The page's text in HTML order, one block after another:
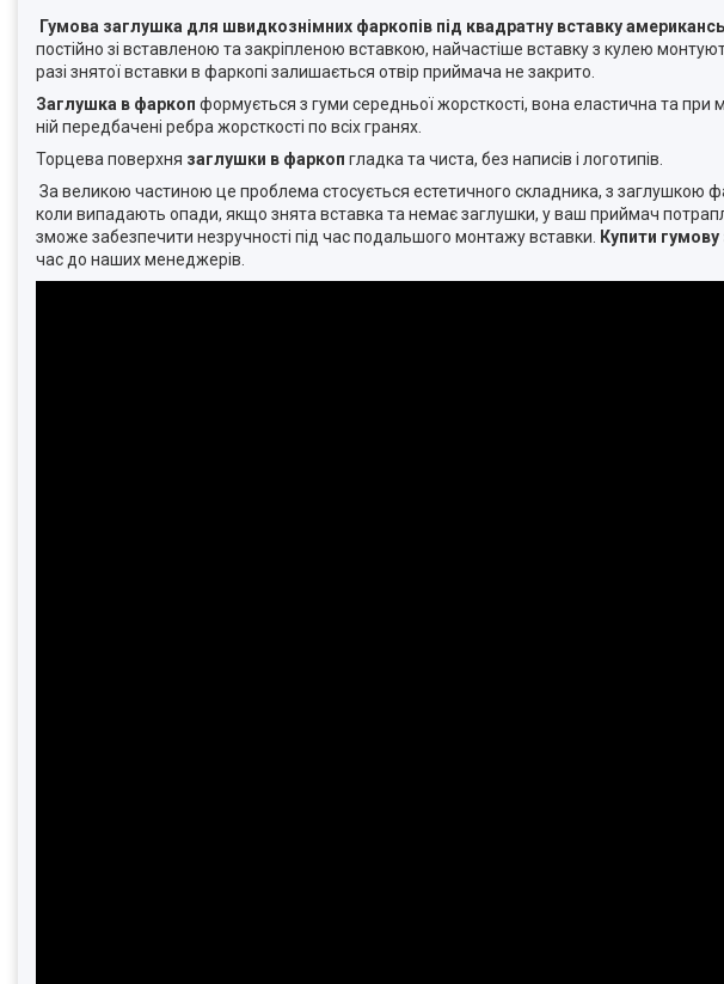
Гумова заглушка для швидкознімних фаркопів під квадратну вставку
постійно зі вставленою та закріпленою вставкою, найчастіше вставку з кулею
разі знятої вставки в фаркопі залишається отвір приймача не закрито.
Заглушка в фаркоп формується з гуми середньої жорсткості, вона еластична та
ній передбачені ребра жорсткості по всіх гранях.
Торцева поверхня заглушки в фаркоп гладка та чиста, без написів і логотипів.
За великою частиною це проблема стосується естетичного складника, з заглушкою
коли випадають опади, якщо знята вставка та немає заглушки, у ваш приймач
зможе забезпечити незручності під час подальшого монтажу вставки.
Купити
час до наших менеджерів.